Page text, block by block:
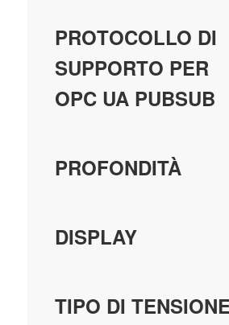
PROTOCOLLO DI
SUPPORTO PER
OPC UA PUBSUB
PROFONDITÀ
DISPLAY
TIPO DI TENSIONE